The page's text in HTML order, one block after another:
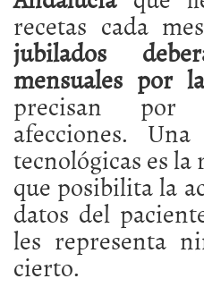
recetas cada
jubilados
mensuales por
precisan por
afecciones.
tecnológicas es la
que posibilita la
datos del
les representa
cierto.